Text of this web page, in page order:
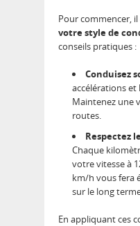
Pour commencer,
votre style de
conseils pratiques :
Conduisez
accélérations et
Maintenez une
routes.
Respectez
Chaque
votre vitesse à
km/h vous fera
sur le long
En appliquant ces